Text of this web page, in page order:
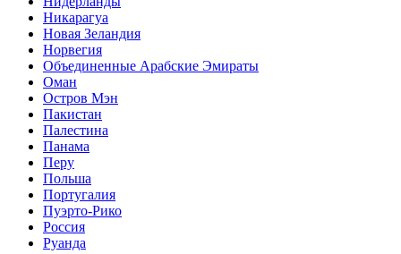
Никарагуа
Новая Зеландия
Норвегия
Объединенные Арабские Эмираты
Оман
Остров Мэн
Пакистан
Палестина
Панама
Перу
Польша
Португалия
Пуэрто-Рико
Россия
Руанда